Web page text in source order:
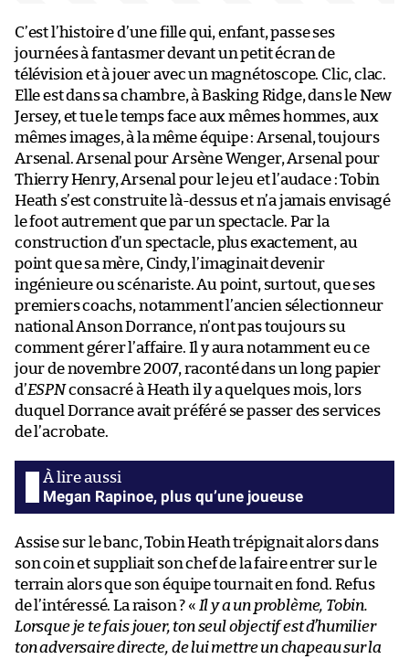
C’est l’histoire d’une fille qui, enfant, passe ses
journées à fantasmer devant un petit écran de
télévision et à jouer avec un magnétoscope. Clic, clac.
Elle est dans sa chambre, à Basking Ridge, dans le New
Jersey, et tue le temps face aux mêmes hommes, aux
mêmes images, à la même équipe : Arsenal, toujours
Arsenal. Arsenal pour Arsène Wenger, Arsenal pour
Thierry Henry, Arsenal pour le jeu et l’audace : Tobin
Heath s’est construite là-dessus et n’a jamais envisagé
le foot autrement que par un spectacle. Par la
construction d’un spectacle, plus exactement, au
point que sa mère, Cindy, l’imaginait devenir
ingénieure ou scénariste. Au point, surtout, que ses
premiers coachs, notamment l’ancien sélectionneur
national Anson Dorrance, n’ont pas toujours su
comment gérer l’affaire. Il y aura notamment eu ce
jour de novembre 2007, raconté dans un long papier
d’ESPNconsacré à Heath il y a quelques mois, lors
duquel Dorrance avait préféré se passer des services
de l’acrobate.
Megan Rapinoe, plus qu’une joueuse
Assise sur le banc, Tobin Heath trépignait alors dans
son coin et suppliait son chef de la faire entrer sur le
terrain alors que son équipe tournait en fond. Refus
de l’intéressé. La raison ? « Il y a un problème, Tobin.
Lorsque je te fais jouer, ton seul objectif est d’humilier
ton adversaire directe, de lui mettre un chapeau sur la